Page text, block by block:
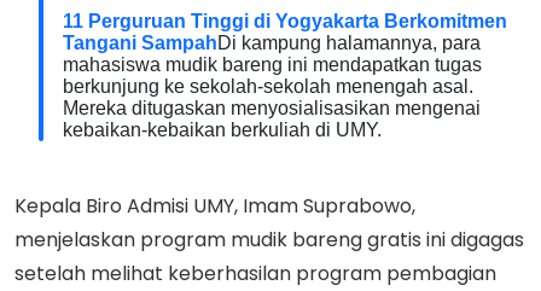
11 Perguruan Tinggi di Yogyakarta Berkomitmen
Tangani SampahDi kampung halamannya, para
mahasiswa mudik bareng ini mendapatkan tugas
berkunjung ke sekolah-sekolah menengah asal.
Mereka ditugaskan menyosialisasikan mengenai
kebaikan-kebaikan berkuliah di UMY.
Kepala Biro Admisi UMY, Imam Suprabowo,
menjelaskan program mudik bareng gratis ini digagas
setelah melihat keberhasilan program pembagian